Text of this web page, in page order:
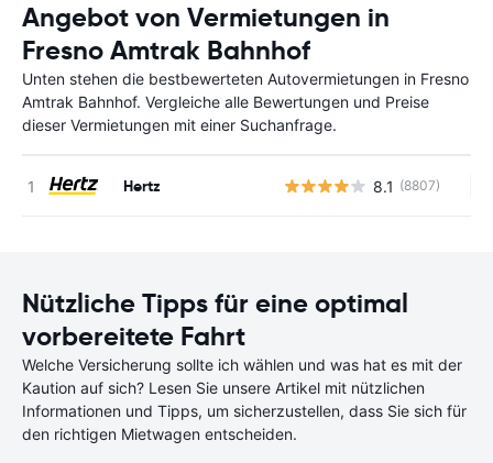
Angebot von Vermietungen in
Fresno Amtrak Bahnhof
Unten stehen die bestbewerteten Autovermietungen in Fresno
Amtrak Bahnhof. Vergleiche alle Bewertungen und Preise
dieser Vermietungen mit einer Suchanfrage.
Hertz 8.1 (8807)
Nützliche Tipps für eine optimal
vorbereitete Fahrt
Welche Versicherung sollte ich wählen und was hat es mit der
Kaution auf sich? Lesen Sie unsere Artikel mit nützlichen
Informationen und Tipps, um sicherzustellen, dass Sie sich für
den richtigen Mietwagen entscheiden.